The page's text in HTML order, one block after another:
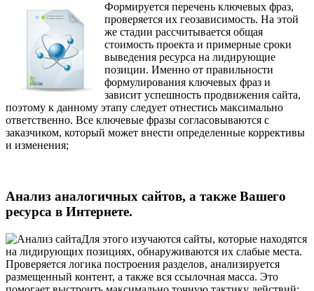
Формируется перечень ключевых фраз,
проверяется их геозависимость. На этой
же стадии рассчитывается общая
стоимость проекта и примерные сроки
выведения ресурса на лидирующие
позиции. Именно от правильности
формулирования ключевых фраз и
зависит успешность продвижения сайта,
поэтому к данному этапу следует отнестись максимально
ответственно. Все ключевые фразы согласовываются с
заказчиком, который может внести определенные коррективы
и изменения;
Анализ аналогичных сайтов, а также Вашего
ресурса в Интернете.
Для этого изучаются сайты, которые находятся
на лидирующих позициях, обнаруживаются их слабые места.
Проверяется логика построения разделов, анализируется
размещенный контент, а также вся ссылочная масса. Это